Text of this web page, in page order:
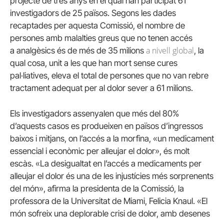
investigadors de 25 països. Segons les dades
recaptades per aquesta Comissió, el nombre de
persones amb malalties greus que no tenen accés
a analgèsics és de més de 35 milions a nivell global, la
qual cosa, unit a les que han mort sense cures
pal·liatives, eleva el total de persones que no van rebre
tractament adequat per al dolor sever a 61 milions.
Els investigadors assenyalen que més del 80%
d’aquests casos es produeixen en països d’ingressos
baixos i mitjans, on l’accés a la morfina, «un medicament
essencial i econòmic per alleujar el dolor», és molt
escàs. «La desigualtat en l’accés a medicaments per
alleujar el dolor és una de les injustícies més sorprenents
del món», afirma la presidenta de la Comissió, la
professora de la Universitat de Miami, Felicia Knaul. «El
món sofreix una deplorable crisi de dolor, amb desenes